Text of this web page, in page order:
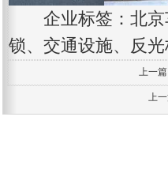
企业标签： 北
锁、交通设施、反
上一
上